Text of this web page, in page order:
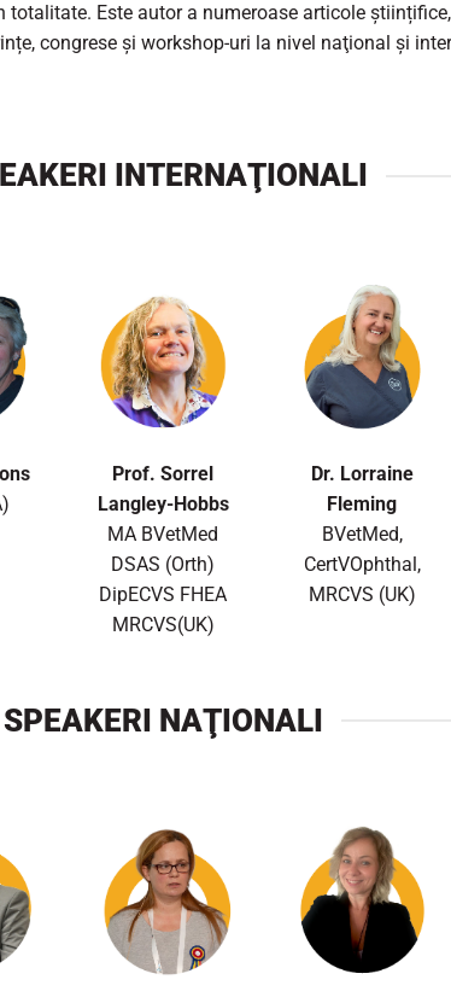
Este autor a numeroase articole
congrese și workshop-uri la nivel naţional și
INTERNAŢIONALI
Prof. Sorrel
Langley-Hobbs
MA BVetMed
DSAS (Orth)
DipECVS FHEA
MRCVS(UK)
Dr. Lorraine
Fleming
BVetMed,
CertVOphthal,
MRCVS (UK)
SPEAKERI NAŢIONALI